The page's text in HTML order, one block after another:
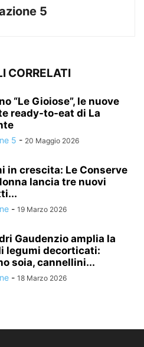
5
CORRELATI
“Le Gioiose”, le nuove
ready-to-eat di La
5 - 20 Maggio 2026
in crescita: Le Conserve
lancia tre nuovi
- 19 Marzo 2026
Gaudenzio amplia la
legumi decorticati:
soia, cannellini...
- 18 Marzo 2026